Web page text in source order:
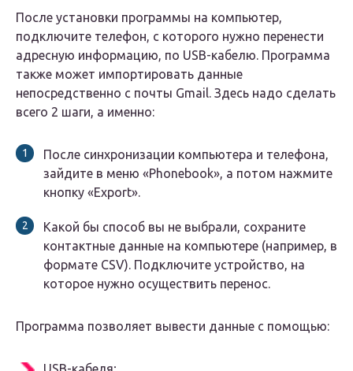
После установки программы на компьютер,
подключите телефон, с которого нужно перенести
адресную информацию, по USB-кабелю. Программа
также может импортировать данные
непосредственно с почты Gmail. Здесь надо сделать
всего 2 шаги, а именно:
После синхронизации компьютера и телефона,
зайдите в меню «Phonebook», а потом нажмите
кнопку «Export».
Какой бы способ вы не выбрали, сохраните
контактные данные на компьютере (например, в
формате CSV). Подключите устройство, на
которое нужно осуществить перенос.
Программа позволяет вывести данные с помощью: